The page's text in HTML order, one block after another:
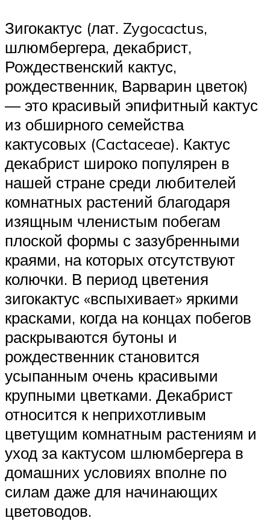
Зигокактус (лат. Zygocactus,
шлюмбергера, декабрист,
Рождественский кактус,
рождественник, Варварин цветок)
— это красивый эпифитный кактус
из обширного семейства
кактусовых (Cactaceae). Кактус
декабрист широко популярен в
нашей стране среди любителей
комнатных растений благодаря
изящным членистым побегам
плоской формы с зазубренными
краями, на которых отсутствуют
колючки. В период цветения
зигокактус «вспыхивает» яркими
красками, когда на концах побегов
раскрываются бутоны и
рождественник становится
усыпанным очень красивыми
крупными цветками. Декабрист
относится к неприхотливым
цветущим комнатным растениям и
уход за кактусом шлюмбергера в
домашних условиях вполне по
силам даже для начинающих
цветоводов.